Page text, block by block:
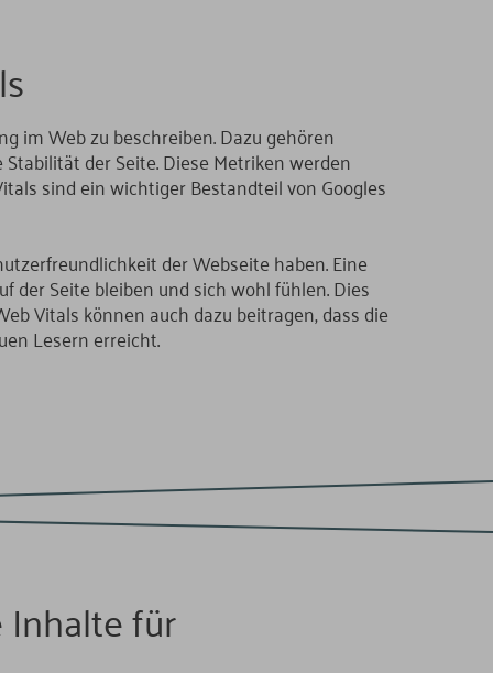
im Web zu beschreiben. Dazu gehören
der Seite. Diese Metriken werden
sind ein wichtiger Bestandteil von Googles
der Webseite haben. Eine
der Seite bleiben und sich wohl fühlen. Dies
Vitals können auch dazu beitragen, dass die
Lesern erreicht.
für